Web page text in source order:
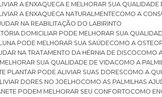
A ENXAQUECA E MELHORAR SUA QUALIDADE
A ENXAQUECA NATURALMENTE
COMO A
NA REABILITAÇÃO DO LABIRINTO
DOMICILIAR PODE MELHORAR SUA
PODE MELHORAR SUA SAÚDE
COMO A
NA TRATAMENTO DA HÉRNIA DE DISCO
COMO
SUA QUALIDADE DE VIDA
COMO A
PLANTAR PODE ALIVIAR SUAS DORES
COMO A
DORES NO JOELHO
COMO AS PALMILHAS
PODEM MELHORAR SEU CONFORTO
COMO